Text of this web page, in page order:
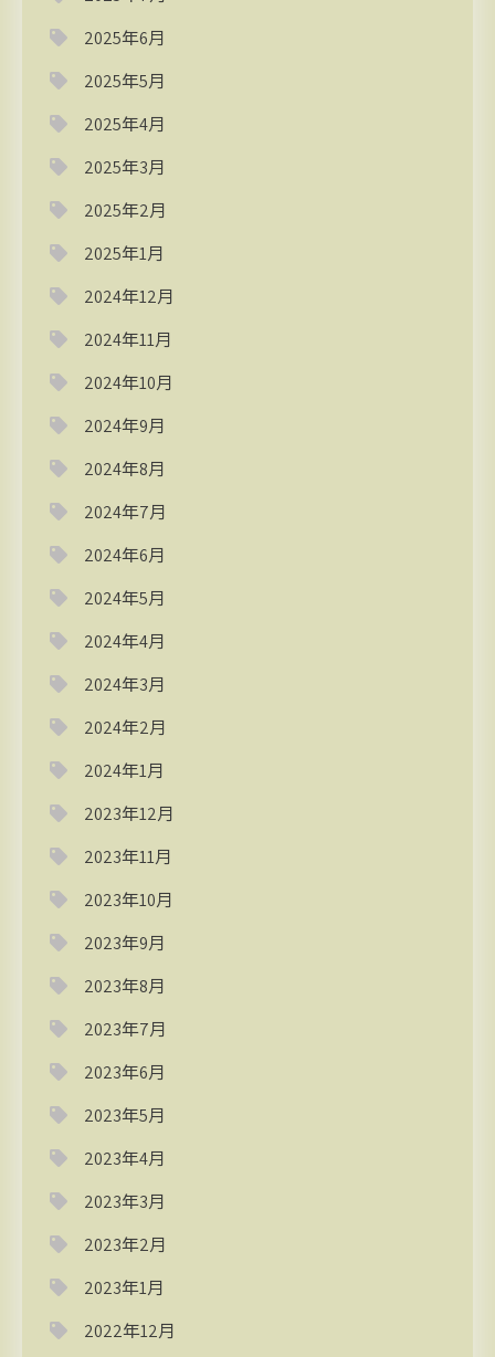
2025年6月
2025年5月
2025年4月
2025年3月
2025年2月
2025年1月
2024年12月
2024年11月
2024年10月
2024年9月
2024年8月
2024年7月
2024年6月
2024年5月
2024年4月
2024年3月
2024年2月
2024年1月
2023年12月
2023年11月
2023年10月
2023年9月
2023年8月
2023年7月
2023年6月
2023年5月
2023年4月
2023年3月
2023年2月
2023年1月
2022年12月